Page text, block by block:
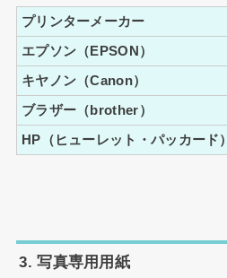
プリンターメーカー
エプソン（EPSON）
キヤノン（Canon）
ブラザー（brother）
HP（ヒューレット・パッカード）
3. 写真専用用紙